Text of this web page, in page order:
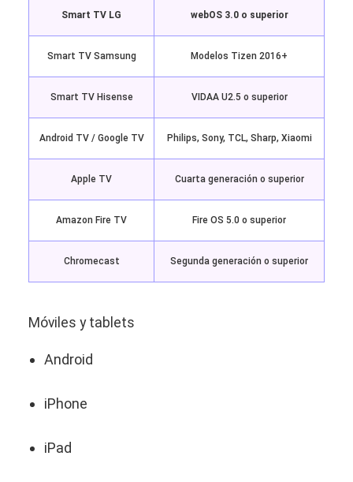
Smart TV LG webOS 3.0 o superior
Smart TV Samsung Modelos Tizen 2016+
Smart TV Hisense VIDAA U2.5 o superior
Android TV / Google TV Philips, Sony, TCL, Sharp, Xiaomi
Apple TV Cuarta generación o superior
Amazon Fire TV Fire OS 5.0 o superior
Chromecast Segunda generación o superior
Móviles y tablets
Android
iPhone
iPad